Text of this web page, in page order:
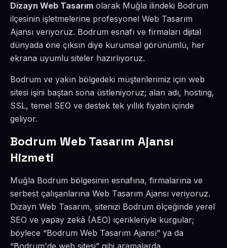
Dizayn Web Tasarım olarak Muğla ilindeki Bodrum
ilçesinin işletmelerine profesyonel Web Tasarım
Ajansı veriyoruz. Bodrum esnafı ve firmaları dijital
dünyada öne çıksın diye kurumsal görünümlü, her
ekrana uyumlu siteler hazırlıyoruz.
Bodrum ve yakın bölgedeki müşterilerimiz için web
sitesi işini baştan sona üstleniyoruz; alan adı, hosting,
SSL, temel SEO ve destek tek yıllık fiyatın içinde
geliyor.
Bodrum Web Tasarım Ajansı
Hizmeti
Muğla Bodrum bölgesinin esnafına, firmalarına ve
serbest çalışanlarına Web Tasarım Ajansı veriyoruz.
Dizayn Web Tasarım, sitenizi Bodrum ölçeğinde yerel
SEO ve yapay zekâ (AEO) içerikleriyle kurgular;
böylece “Bodrum Web Tasarım Ajansı” ya da
“Bodrum'de web sitesi” gibi aramalarda